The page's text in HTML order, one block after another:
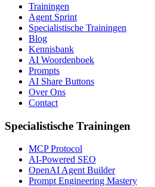
Trainingen
Agent Sprint
Specialistische Trainingen
Blog
Kennisbank
AI Woordenboek
Prompts
AI Share Buttons
Over Ons
Contact
Specialistische Trainingen
MCP Protocol
AI-Powered SEO
OpenAI Agent Builder
Prompt Engineering Mastery